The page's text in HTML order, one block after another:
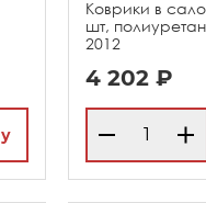
Коврики в
шт,
2012
4 202 ₽